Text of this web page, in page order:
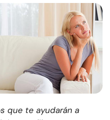
que te ayudarán a